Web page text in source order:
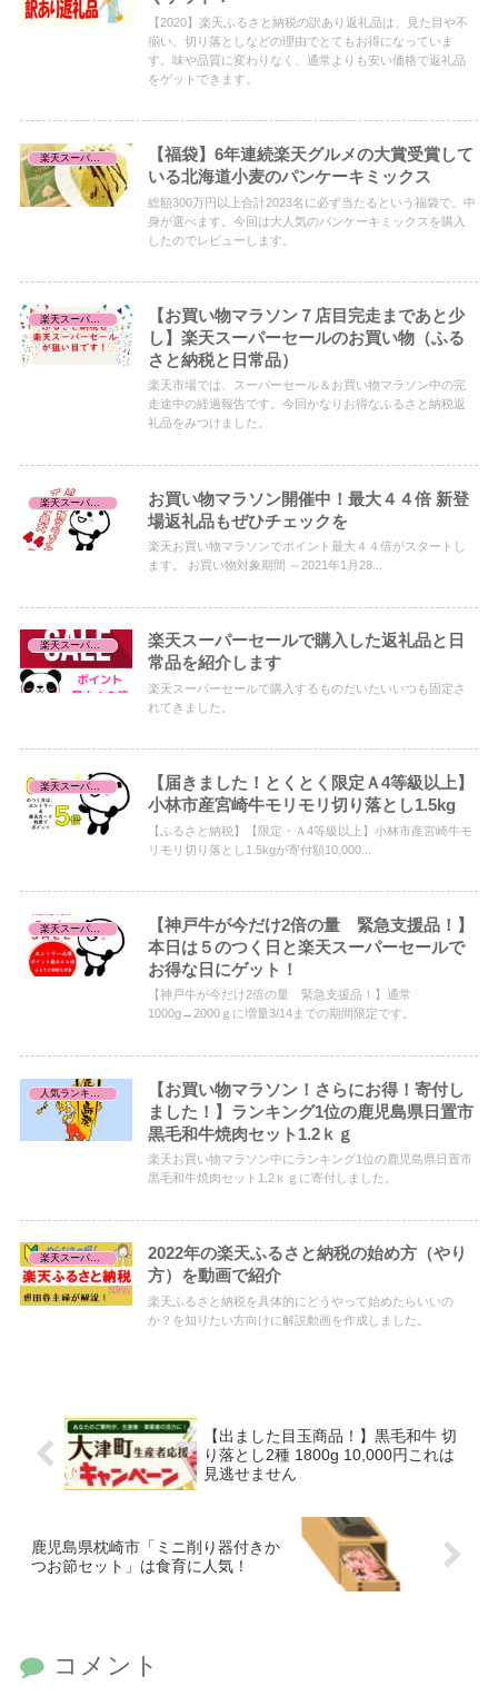
【2020】楽天ふるさと納税の訳あり返礼品は、見た目や不
揃い、切り落としなどの理由でとてもお得になっていま
す。味や品質に変わりなく、通常よりも安い価格で返礼品
をゲットできます。
楽天スーパーセール/お買い物マラソン/お買得品
【福袋】6年連続楽天グルメの大賞受賞して
いる北海道小麦のパンケーキミックス
総額300万円以上合計2023名に必ず当たるという福袋で。中
身が選べます。今回は大人気のパンケーキミックスを購入
したのでレビューします。
楽天スーパーセール/お買い物マラソン/お買得品
【お買い物マラソン７店目完走まであと少
し】楽天スーパーセールのお買い物（ふる
さと納税と日常品）
楽天市場では、スーパーセール＆お買い物マラソン中の完
走途中の経過報告です。今回かなりお得なふるさと納税返
礼品をみつけました。
お買い物マラソン開催中！最大４４倍 新登
場返礼品もぜひチェックを
楽天お買い物マラソンでポイント最大４４倍がスタートし
ます。 お買い物対象期間 ～2021年1月28...
楽天スーパーセールで購入した返礼品と日
常品を紹介します
楽天スーパーセールで購入するものだいたいいつも固定さ
れてきました。
楽天スーパーセール/お買い物マラソン/お買得品
【届きました！とくとく限定Ａ4等級以上】
小林市産宮崎牛モリモリ切り落とし1.5kg
【ふるさと納税】【限定・Ａ4等級以上】小林市産宮崎牛モ
リモリ切り落とし1.5kgが寄付額10,000...
楽天スーパーセール/お買い物マラソン/お買得品
【神戸牛が今だけ2倍の量 緊急支援品！】
本日は５のつく日と楽天スーパーセールで
お得な日にゲット！
【神戸牛が今だけ2倍の量 緊急支援品！】通常
1000g→2000ｇに増量3/14までの期間限定です。
【お買い物マラソン！さらにお得！寄付し
ました！】ランキング1位の鹿児島県日置市
黒毛和牛焼肉セット1.2ｋｇ
楽天お買い物マラソン中にランキング1位の鹿児島県日置市
黒毛和牛焼肉セット1.2ｋｇに寄付しました。
2022年の楽天ふるさと納税の始め方（やり
方）を動画で紹介
楽天ふるさと納税を具体的にどうやって始めたらいいの
か？を知りたい方向けに解説動画を作成しました。
【出ました目玉商品！】黒毛和牛 切
り落とし2種 1800g 10,000円これは
見逃せません
鹿児島県枕崎市「ミニ削り器付きか
つお節セット」は食育に人気！
コメント